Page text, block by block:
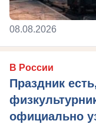
08.08.2026
В России
Праздник
официально